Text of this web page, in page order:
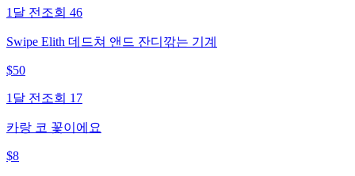
1달 전 조회 46
Swipe Elith 데드쳐 앤드 잔디깎는 기계
$50
1달 전 조회 17
카랑 코 꽃이에요
$8